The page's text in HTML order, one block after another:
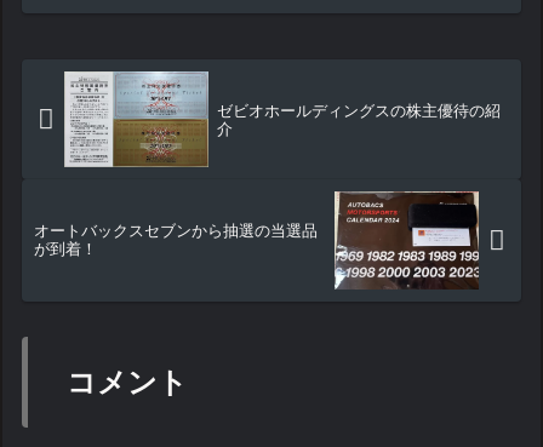
ゼビオホールディングスの株主優待の紹
介
オートバックスセブンから抽選の当選品
が到着！
コメント